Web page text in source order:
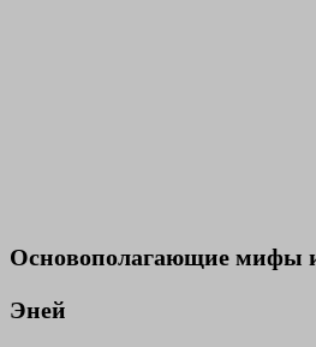
Основополагающие мифы
Эней